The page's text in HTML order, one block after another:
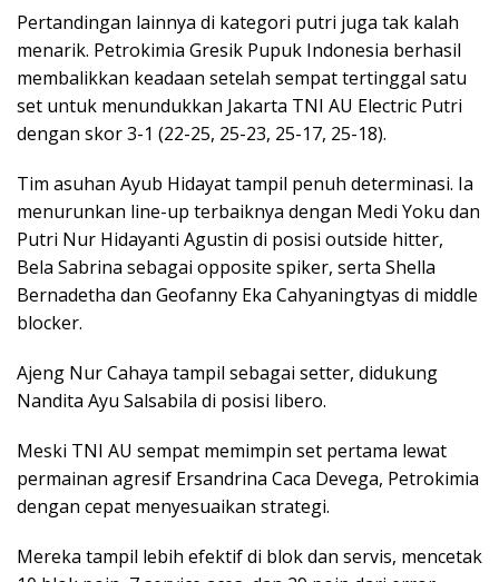
Pertandingan lainnya di kategori putri juga tak kalah
menarik. Petrokimia Gresik Pupuk Indonesia berhasil
membalikkan keadaan setelah sempat tertinggal satu
set untuk menundukkan Jakarta TNI AU Electric Putri
dengan skor 3-1 (22-25, 25-23, 25-17, 25-18).
Tim asuhan Ayub Hidayat tampil penuh determinasi. Ia
menurunkan line-up terbaiknya dengan Medi Yoku dan
Putri Nur Hidayanti Agustin di posisi outside hitter,
Bela Sabrina sebagai opposite spiker, serta Shella
Bernadetha dan Geofanny Eka Cahyaningtyas di middle
blocker.
Ajeng Nur Cahaya tampil sebagai setter, didukung
Nandita Ayu Salsabila di posisi libero.
Meski TNI AU sempat memimpin set pertama lewat
permainan agresif Ersandrina Caca Devega, Petrokimia
dengan cepat menyesuaikan strategi.
Mereka tampil lebih efektif di blok dan servis, mencetak